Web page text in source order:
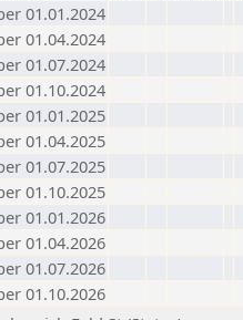
01.01.2024
01.04.2024
01.07.2024
01.10.2024
01.01.2025
01.04.2025
01.07.2025
01.10.2025
01.01.2026
01.04.2026
01.07.2026
01.10.2026